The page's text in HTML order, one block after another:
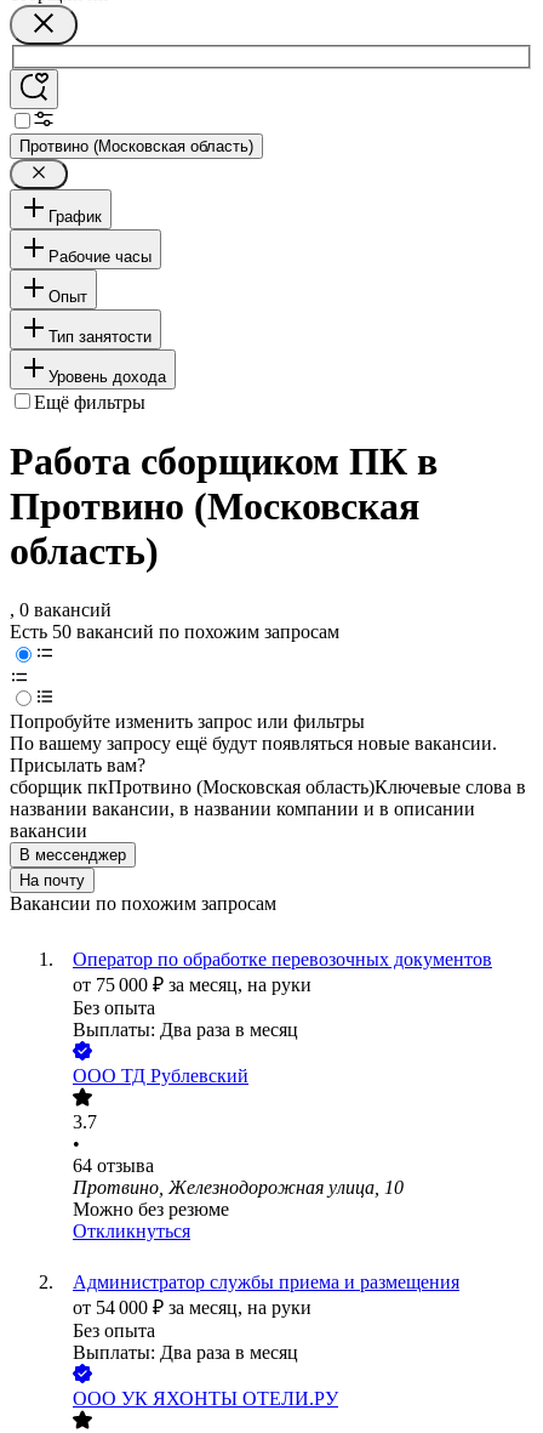
Протвино (Московская область)
График
Рабочие часы
Опыт
Тип занятости
Уровень дохода
Ещё фильтры
Работа сборщиком ПК в
Протвино (Московская
область)
, 0 вакансий
Есть 50 вакансий по похожим запросам
Попробуйте изменить запрос или фильтры
По вашему запросу ещё будут появляться новые вакансии.
Присылать вам?
сборщик пкПротвино (Московская область)Ключевые слова в
названии вакансии, в названии компании и в описании
вакансии
В мессенджер
На почту
Вакансии по похожим запросам
Оператор по обработке перевозочных документов
от 75 000 ₽ за месяц, на руки
Без опыта
Выплаты: Два раза в месяц
ООО ТД Рублевский
3.7
•
64 отзыва
Протвино, Железнодорожная улица, 10
Можно без резюме
Откликнуться
Администратор службы приема и размещения
от 54 000 ₽ за месяц, на руки
Без опыта
Выплаты: Два раза в месяц
ООО УК ЯХОНТЫ ОТЕЛИ.РУ